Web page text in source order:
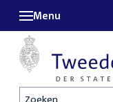
Zoeken
Menu